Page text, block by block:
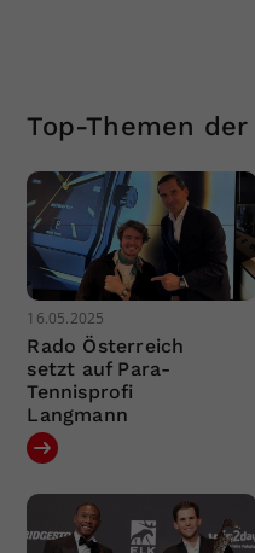
Top-Themen
16.05.2025
Rado Österreich
setzt auf Para-
Tennisprofi
Langmann